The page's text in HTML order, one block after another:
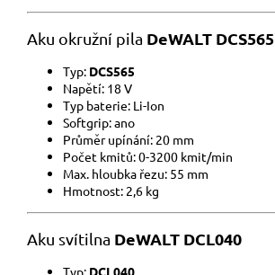
Aku okružní pila DeWALT DCS565
Typ: DCS565
Napětí: 18 V
Typ baterie: Li-Ion
Softgrip: ano
Průměr upínání: 20 mm
Počet kmitů: 0-3200 kmit/min
Max. hloubka řezu: 55 mm
Hmotnost: 2,6 kg
Aku svítilna DeWALT DCL040
Typ: DCL040